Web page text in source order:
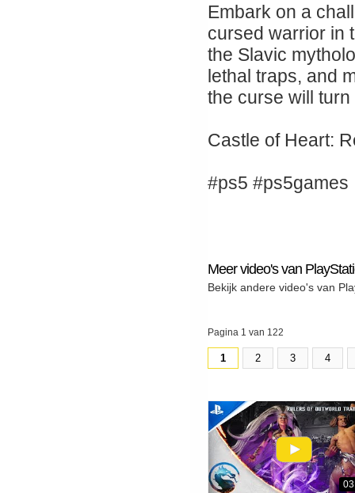
Embark on a
cursed warrior in
the Slavic
lethal traps, and
the curse will
Castle of Heart:
#ps5 #ps5games
Meer video's van
Bekijk andere video's van
Pagina 1 van 122
1 2 3 4